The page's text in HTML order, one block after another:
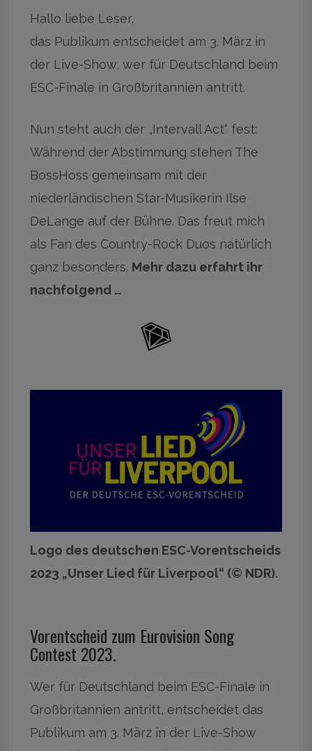
Hallo liebe Leser,
das Publikum entscheidet am 3. März in
der Live-Show, wer für Deutschland beim
ESC-Finale in Großbritannien antritt.
Nun steht auch der „Intervall Act“ fest:
Während der Abstimmung stehen The
BossHoss gemeinsam mit der
niederländischen Star-Musikerin Ilse
DeLange auf der Bühne. Das freut mich
als Fan des Country-Rock Duos natürlich
ganz besonders. Mehr dazu erfahrt ihr
nachfolgend …
Logo des deutschen ESC-Vorentscheids
2023 „Unser Lied für Liverpool“ (© NDR).
Vorentscheid zum Eurovision Song
Contest 2023.
Wer für Deutschland beim ESC-Finale in
Großbritannien antritt, entscheidet das
Publikum am 3. März in der Live-Show